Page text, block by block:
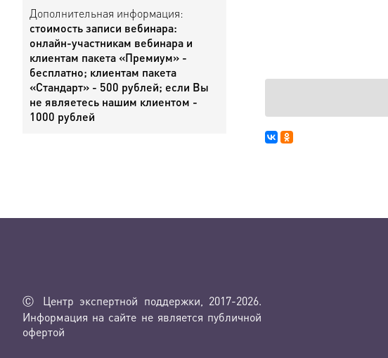
Дополнительная информация:
стоимость записи вебинара:
онлайн-участникам вебинара и
клиентам пакета «Премиум» -
бесплатно; клиентам пакета
«Стандарт» - 500 рублей; если Вы
не являетесь нашим клиентом -
1000 рублей
Ⓒ Центр экспертной поддержки, 2017-2026.
Информация на сайте не является публичной
офертой